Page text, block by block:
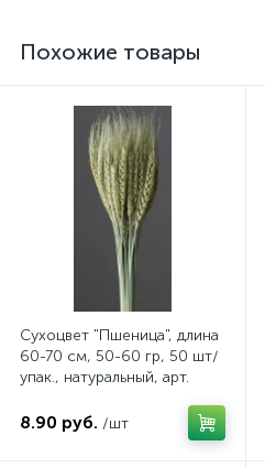
Похожие товары
Сухоцвет "Пшеница", длина
60-70 см, 50-60 гр, 50 шт/
упак., натуральный, арт.
8.90 руб. /шт